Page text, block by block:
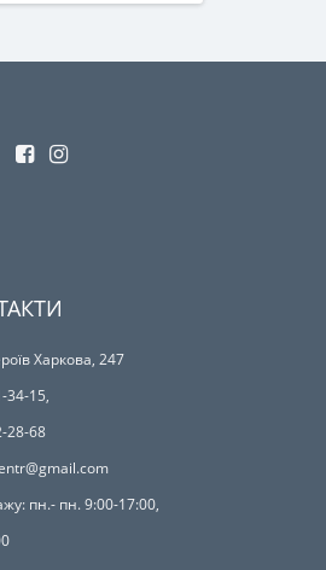
Харкова, 247
34-15,
28-68
пн.- пн. 9:00-17:00,